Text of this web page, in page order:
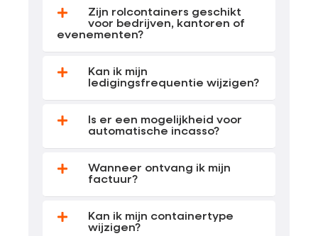
Zijn rolcontainers geschikt
voor bedrijven, kantoren of
evenementen?
Kan ik mijn
ledigingsfrequentie wijzigen?
Is er een mogelijkheid voor
automatische incasso?
Wanneer ontvang ik mijn
factuur?
Kan ik mijn containertype
wijzigen?